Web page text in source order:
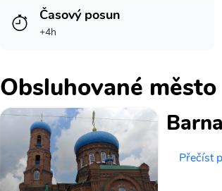
Časový posun
+4h
Obsluhované město
Přečíst